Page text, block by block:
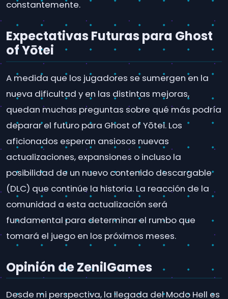
constantemente.
Expectativas Futuras para Ghost
of Yōtei
A medida que los jugadores se sumergen en la
nueva dificultad y en las distintas mejoras,
quedan muchas preguntas sobre qué más podría
deparar el futuro para Ghost of Yōtei. Los
aficionados esperan ansiosos nuevas
actualizaciones, expansiones o incluso la
posibilidad de un nuevo contenido descargable
(DLC) que continúe la historia. La reacción de la
comunidad a esta actualización será
fundamental para determinar el rumbo que
tomará el juego en los próximos meses.
Opinión de ZenilGames
Desde mi perspectiva, la llegada del Modo Hell es